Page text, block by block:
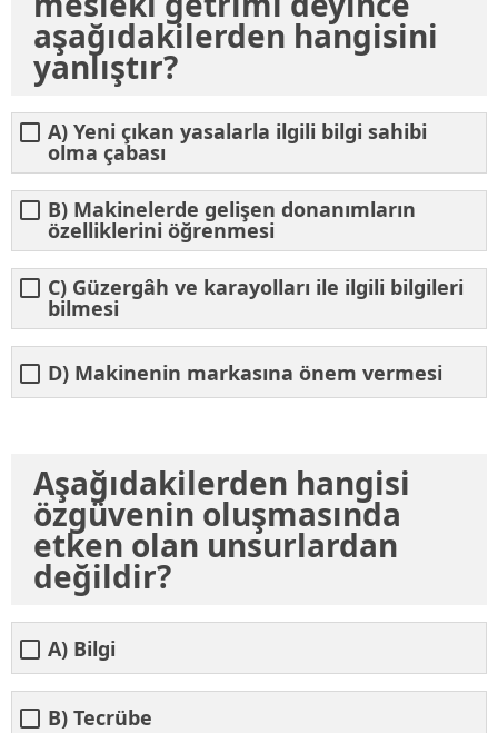
aşağıdakilerden hangisini
yanlıştır?
A) Yeni çıkan yasalarla ilgili bilgi sahibi
olma çabası
B) Makinelerde gelişen donanımların
özelliklerini öğrenmesi
C) Güzergâh ve karayolları ile ilgili bilgileri
bilmesi
D) Makinenin markasına önem vermesi
Aşağıdakilerden hangisi
özgüvenin oluşmasında
etken olan unsurlardan
değildir?
A) Bilgi
B) Tecrübe